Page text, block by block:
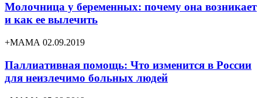
Молочница у беременных: почему она возникает
и как ее вылечить
+МАМА 02.09.2019
Паллиативная помощь: Что изменится в России
для неизлечимо больных людей